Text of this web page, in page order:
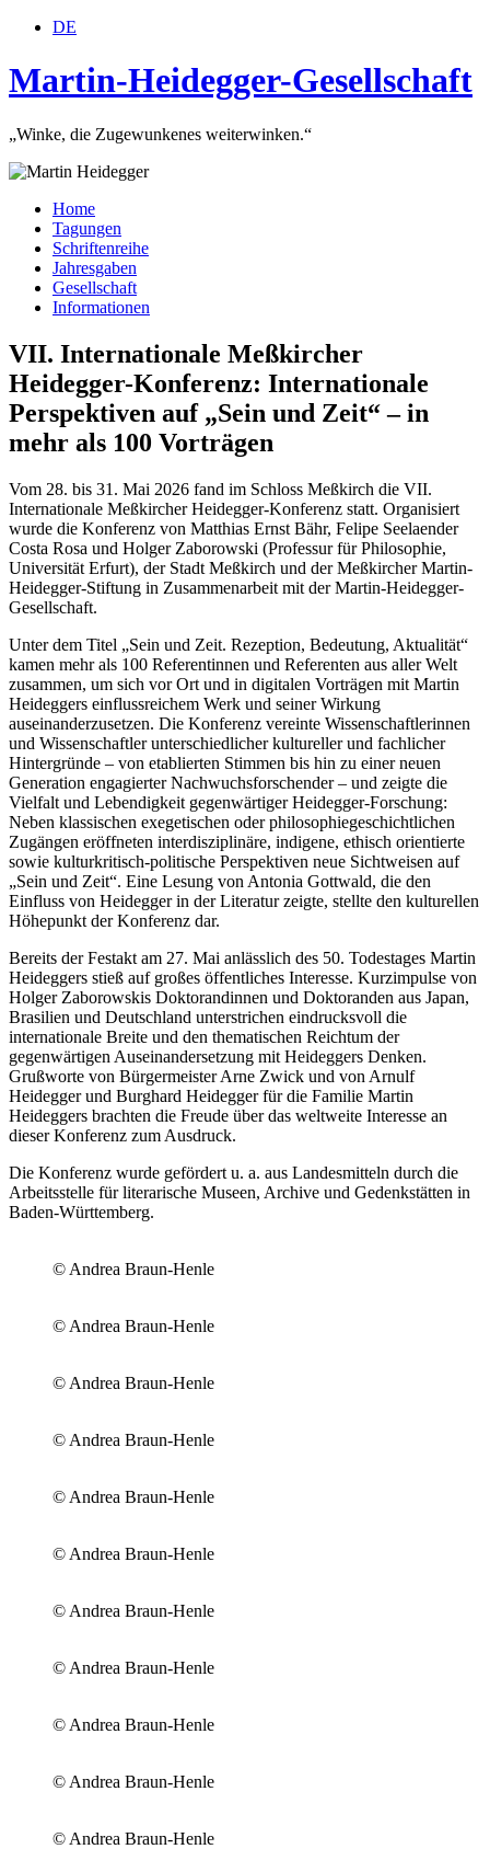
DE
Martin-Heidegger-Gesellschaft
„Winke, die Zugewunkenes weiterwinken.“
Home
Tagungen
Schriftenreihe
Jahresgaben
Gesellschaft
Informationen
VII. Internationale Meßkircher
Heidegger-Konferenz: Internationale
Perspektiven auf „Sein und Zeit“ – in
mehr als 100 Vorträgen
Vom 28. bis 31. Mai 2026 fand im Schloss Meßkirch die VII.
Internationale Meßkircher Heidegger-Konferenz statt. Organisiert
wurde die Konferenz von Matthias Ernst Bähr, Felipe Seelaender
Costa Rosa und Holger Zaborowski (Professur für Philosophie,
Universität Erfurt), der Stadt Meßkirch und der Meßkircher Martin-
Heidegger-Stiftung in Zusammenarbeit mit der Martin-Heidegger-
Gesellschaft.
Unter dem Titel „Sein und Zeit. Rezeption, Bedeutung, Aktualität“
kamen mehr als 100 Referentinnen und Referenten aus aller Welt
zusammen, um sich vor Ort und in digitalen Vorträgen mit Martin
Heideggers einflussreichem Werk und seiner Wirkung
auseinanderzusetzen. Die Konferenz vereinte Wissenschaftlerinnen
und Wissenschaftler unterschiedlicher kultureller und fachlicher
Hintergründe – von etablierten Stimmen bis hin zu einer neuen
Generation engagierter Nachwuchsforschender – und zeigte die
Vielfalt und Lebendigkeit gegenwärtiger Heidegger-Forschung:
Neben klassischen exegetischen oder philosophiegeschichtlichen
Zugängen eröffneten interdisziplinäre, indigene, ethisch orientierte
sowie kulturkritisch-politische Perspektiven neue Sichtweisen auf
„Sein und Zeit“. Eine Lesung von Antonia Gottwald, die den
Einfluss von Heidegger in der Literatur zeigte, stellte den kulturellen
Höhepunkt der Konferenz dar.
Bereits der Festakt am 27. Mai anlässlich des 50. Todestages Martin
Heideggers stieß auf großes öffentliches Interesse. Kurzimpulse von
Holger Zaborowskis Doktorandinnen und Doktoranden aus Japan,
Brasilien und Deutschland unterstrichen eindrucksvoll die
internationale Breite und den thematischen Reichtum der
gegenwärtigen Auseinandersetzung mit Heideggers Denken.
Grußworte von Bürgermeister Arne Zwick und von Arnulf
Heidegger und Burghard Heidegger für die Familie Martin
Heideggers brachten die Freude über das weltweite Interesse an
dieser Konferenz zum Ausdruck.
Die Konferenz wurde gefördert u. a. aus Landesmitteln durch die
Arbeitsstelle für literarische Museen, Archive und Gedenkstätten in
Baden-Württemberg.
© Andrea Braun-Henle
© Andrea Braun-Henle
© Andrea Braun-Henle
© Andrea Braun-Henle
© Andrea Braun-Henle
© Andrea Braun-Henle
© Andrea Braun-Henle
© Andrea Braun-Henle
© Andrea Braun-Henle
© Andrea Braun-Henle
© Andrea Braun-Henle